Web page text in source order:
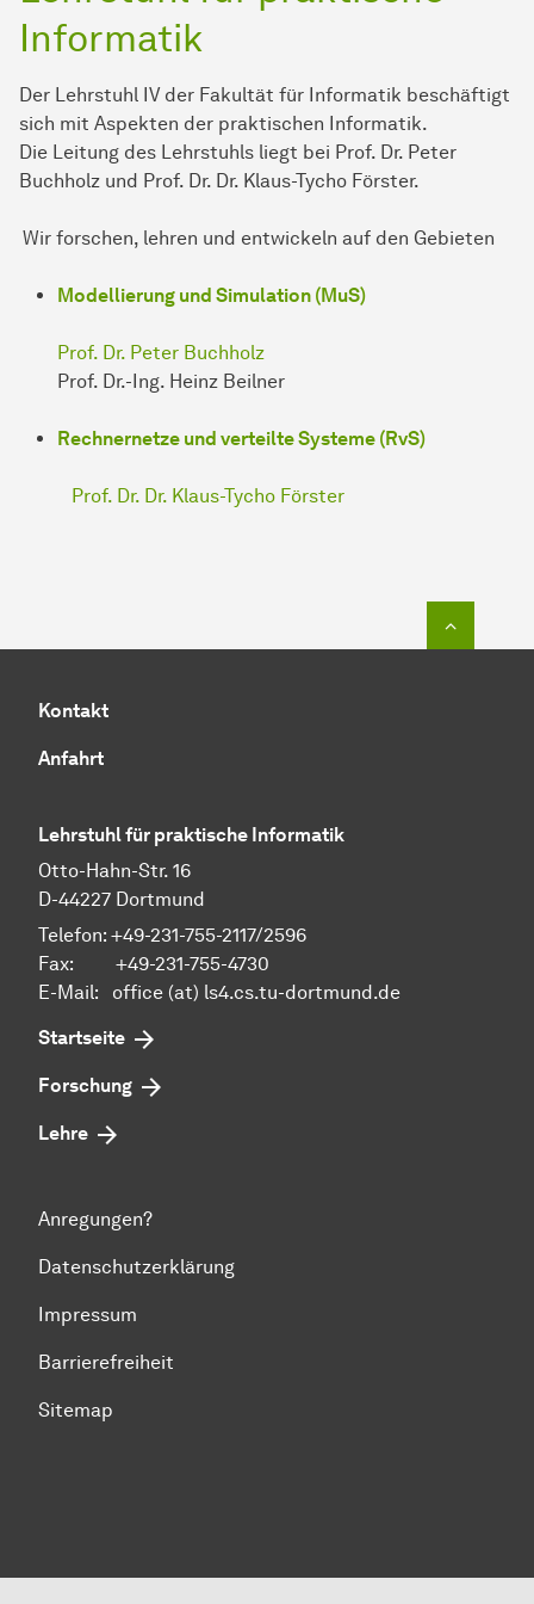
Informatik
Der Lehrstuhl IV der Fakultät für Informatik beschäftigt
sich mit Aspekten der praktischen Informatik.
Die Leitung des Lehrstuhls liegt bei Prof. Dr. Peter
Buchholz und Prof. Dr. Dr. Klaus-Tycho Förster.
Wir forschen, lehren und entwickeln auf den Gebieten
Modellierung und Simulation (MuS)
Prof. Dr. Peter Buchholz
Prof. Dr.-Ing. Heinz Beilner
Rechnernetze und verteilte Systeme (RvS)
Prof. Dr. Dr. Klaus-Tycho Förster
Kontakt
Anfahrt
Lehrstuhl für praktische Informatik
Otto-Hahn-Str. 16
D-44227 Dortmund
Telefon: +49-231-755-2117/2596
Fax: +49-231-755-4730
E-Mail: office (at) ls4.cs.tu-dortmund.de
Startseite
Forschung
Lehre
Anregungen?
Datenschutzerklärung
Impressum
Barrierefreiheit
Sitemap